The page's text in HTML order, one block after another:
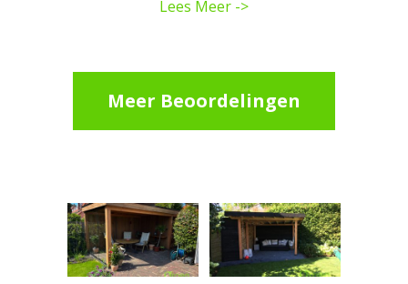
Lees Meer ->
Meer Beoordelingen